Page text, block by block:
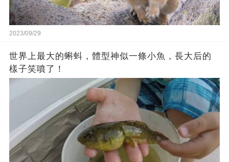
2023/09/29
世界上最大的蝌蚪，體型神似一條小魚，長大后的
樣子笑噴了！